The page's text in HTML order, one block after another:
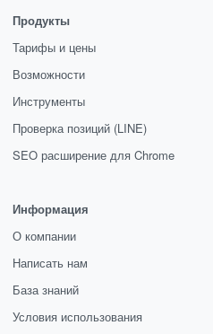
Продукты
Тарифы и цены
Возможности
Инструменты
Проверка позиций (LINE)
SEO расширение для Chrome
Информация
О компании
Написать нам
База знаний
Условия использования